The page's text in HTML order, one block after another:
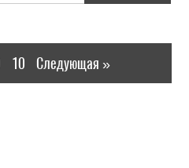
10 Следующая »